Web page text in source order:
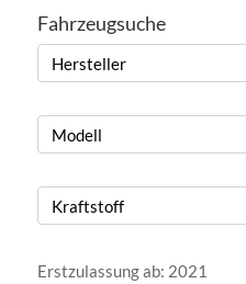
Fahrzeugsuche
Hersteller
Modell
Kraftstoff
Erstzulassung ab: 2021